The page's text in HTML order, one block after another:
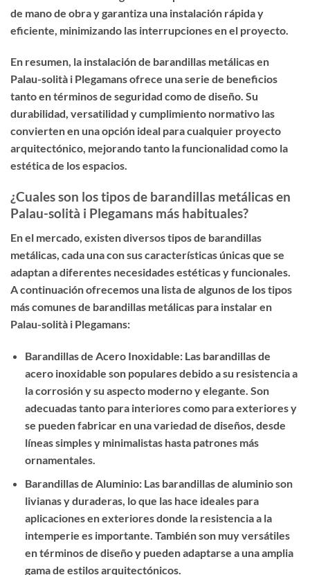
de mano de obra y garantiza una instalación rápida y
eficiente, minimizando las interrupciones en el proyecto.
En resumen, la instalación de barandillas metálicas en
Palau-solità i Plegamans ofrece una serie de beneficios
tanto en términos de seguridad como de diseño. Su
durabilidad, versatilidad y cumplimiento normativo las
convierten en una opción ideal para cualquier proyecto
arquitectónico, mejorando tanto la funcionalidad como la
estética de los espacios.
¿Cuales son los tipos de barandillas metálicas en
Palau-solità i Plegamans más habituales?
En el mercado, existen diversos tipos de barandillas
metálicas, cada una con sus características únicas que se
adaptan a diferentes necesidades estéticas y funcionales.
A continuación ofrecemos una lista de algunos de los tipos
más comunes de barandillas metálicas para instalar en
Palau-solità i Plegamans:
Barandillas de Acero Inoxidable: Las barandillas de
acero inoxidable son populares debido a su resistencia a
la corrosión y su aspecto moderno y elegante. Son
adecuadas tanto para interiores como para exteriores y
se pueden fabricar en una variedad de diseños, desde
líneas simples y minimalistas hasta patrones más
ornamentales.
Barandillas de Aluminio: Las barandillas de aluminio son
livianas y duraderas, lo que las hace ideales para
aplicaciones en exteriores donde la resistencia a la
intemperie es importante. También son muy versátiles
en términos de diseño y pueden adaptarse a una amplia
gama de estilos arquitectónicos.